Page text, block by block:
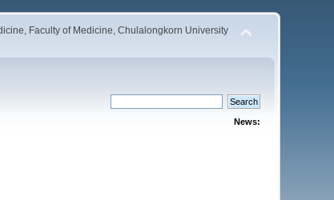
Faculty of Medicine, Chulalongkorn University
News: